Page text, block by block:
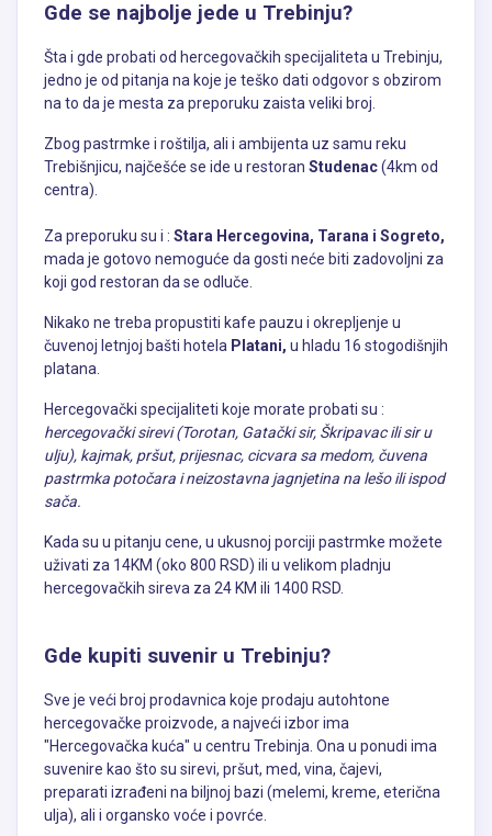
Gde se najbolje jede u Trebinju?
Šta i gde probati od hercegovačkih specijaliteta u Trebinju,
jedno je od pitanja na koje je teško dati odgovor s obzirom
na to da je mesta za preporuku zaista veliki broj.
Zbog pastrmke i roštilja, ali i ambijenta uz samu reku
Trebišnjicu, najčešće se ide u restoran Studenac(4km od
centra).
Za preporuku su i : Stara Hercegovina, Tarana i Sogreto,
mada je gotovo nemoguće da gosti neće biti zadovoljni za
koji god restoran da se odluče.
Nikako ne treba propustiti kafe pauzu i okrepljenje u
čuvenoj letnjoj bašti hotela Platani, u hladu 16 stogodišnjih
platana.
Hercegovački specijaliteti koje morate probati su :
hercegovački sirevi (Torotan, Gatački sir, Škripavac ili sir u
ulju), kajmak, pršut, prijesnac, cicvara sa medom, čuvena
pastrmka potočara i neizostavna jagnjetina na lešo ili ispod
sača.
Kada su u pitanju cene, u ukusnoj porciji pastrmke možete
uživati za 14KM (oko 800 RSD) ili u velikom pladnju
hercegovačkih sireva za 24 KM ili 1400 RSD.
Gde kupiti suvenir u Trebinju?
Sve je veći broj prodavnica koje prodaju autohtone
hercegovačke proizvode, a najveći izbor ima
"Hercegovačka kuća" u centru Trebinja. Ona u ponudi ima
suvenire kao što su sirevi, pršut, med, vina, čajevi,
preparati izrađeni na biljnoj bazi (melemi, kreme, eterična
ulja), ali i organsko voće i povrće.